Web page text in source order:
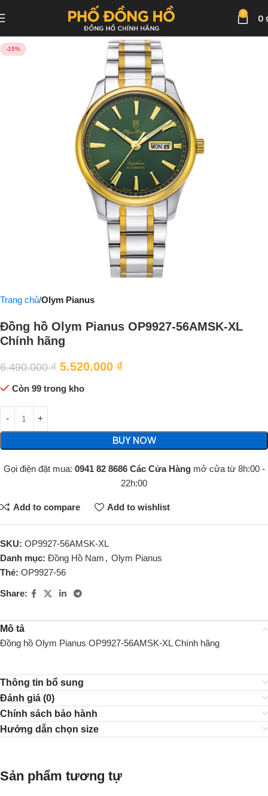
0 0
-15%
Trang chủ Olym Pianus
Đồng hồ Olym Pianus OP9927-56AMSK-XL
Chính hãng
6.490.000₫ 5.520.000 ₫
Còn 99 trong kho
BUY NOW
Gọi điện đặt mua: 0941 82 8686 Các Cửa Hàng mở cửa từ 8h:00 -
22h:00
Add to compare Add to wishlist
SKU: OP9927-56AMSK-XL
Danh mục: Đồng Hồ Nam , Olym Pianus
Thẻ: OP9927-56
Share:
Mô tả
Đồng hồ Olym Pianus OP9927-56AMSK-XL Chính hãng
Thông tin bổ sung
Đánh giá (0)
Chính sách bảo hành
Hướng dẫn chọn size
Sản phẩm tương tự